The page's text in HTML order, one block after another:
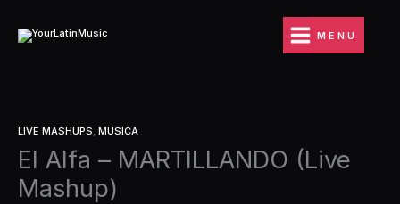
contenido
MENU
LIVE MASHUPS, MUSICA
El Alfa – MARTILLANDO (Live
Mashup)